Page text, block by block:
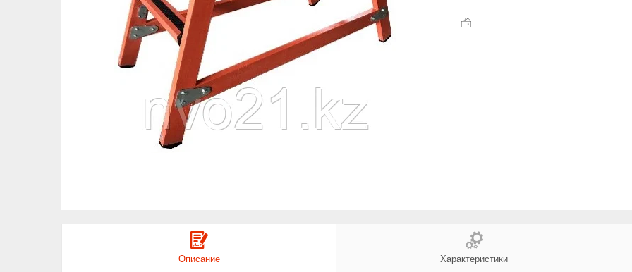
Описание Характеристики